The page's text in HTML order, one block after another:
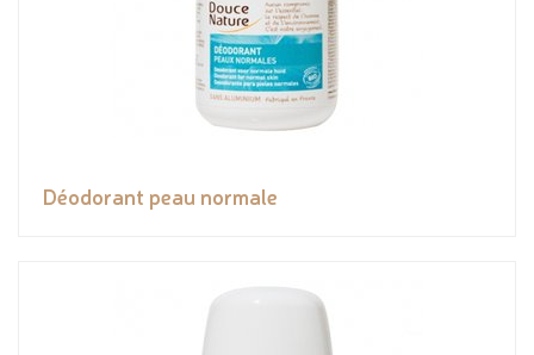
Déodorant peau normale